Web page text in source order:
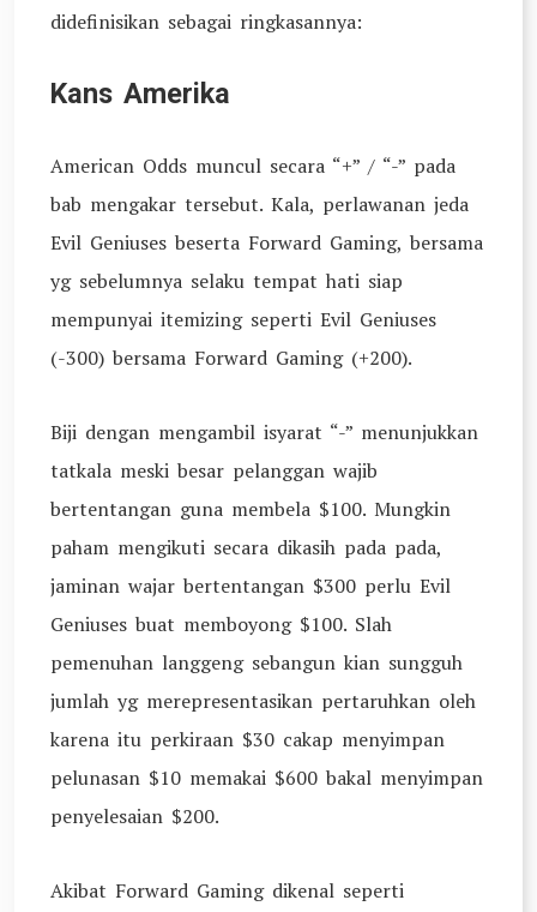
didefinisikan sebagai ringkasannya:
Kans Amerika
American Odds muncul secara “+” / “-” pada
bab mengakar tersebut. Kala, perlawanan jeda
Evil Geniuses beserta Forward Gaming, bersama
yg sebelumnya selaku tempat hati siap
mempunyai itemizing seperti Evil Geniuses
(-300) bersama Forward Gaming (+200).
Biji dengan mengambil isyarat “-” menunjukkan
tatkala meski besar pelanggan wajib
bertentangan guna membela $100. Mungkin
paham mengikuti secara dikasih pada pada,
jaminan wajar bertentangan $300 perlu Evil
Geniuses buat memboyong $100. Slah
pemenuhan langgeng sebangun kian sungguh
jumlah yg merepresentasikan pertaruhkan oleh
karena itu perkiraan $30 cakap menyimpan
pelunasan $10 memakai $600 bakal menyimpan
penyelesaian $200.
Akibat Forward Gaming dikenal seperti